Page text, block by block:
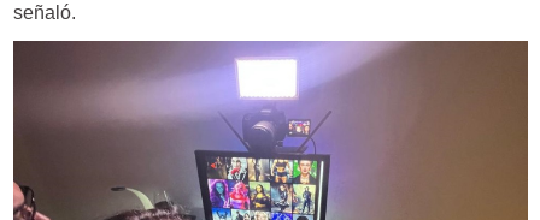
señaló.